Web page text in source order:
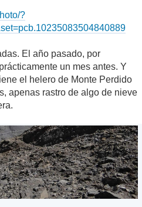
?
El año pasado, por
un mes antes. Y
el helero de Monte Perdido
apenas rastro de algo de nieve